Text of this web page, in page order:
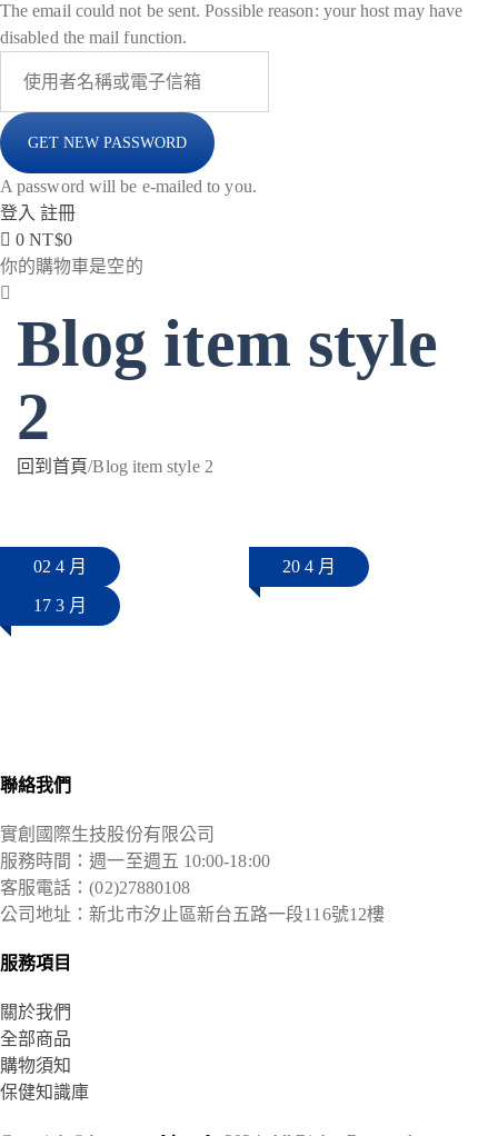
The email could not be sent. Possible reason: your host may have
disabled the mail function.
A password will be e-mailed to you.
登入 註冊
0 NT$0
你的購物車是空的
Blog item style
2
回到首頁/Blog item style 2
02 4 月
【護衛菌】
2024 年 4 月 2 日
20 4 月
17 3 月
體質
全部文章
聯絡我們
實創國際生技股份有限公司
服務時間：週一至週五 10:00-18:00
客服電話：(02)27880108
公司地址：新北市汐止區新台五路一段116號12樓
服務項目
關於我們
全部商品
購物須知
保健知識庫